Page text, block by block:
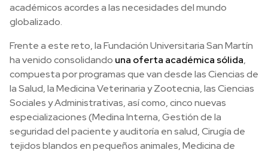
académicos acordes a las necesidades del mundo
globalizado.
Frente a este reto, la Fundación Universitaria San Martín
ha venido consolidando una oferta académica sólida,
compuesta por programas que van desde las Ciencias de
la Salud, la Medicina Veterinaria y Zootecnia, las Ciencias
Sociales y Administrativas, así como, cinco nuevas
especializaciones (Medina Interna, Gestión de la
seguridad del paciente y auditoría en salud, Cirugía de
tejidos blandos en pequeños animales, Medicina de